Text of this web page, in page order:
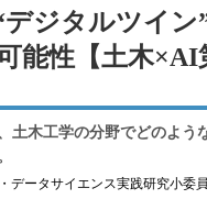
2020
日本 ものづくりワールド 2020
IGAS2018
デジタルツイ
性【土木×AI
土木工学の分野でどのよう
データサイエンス実践研究小委員